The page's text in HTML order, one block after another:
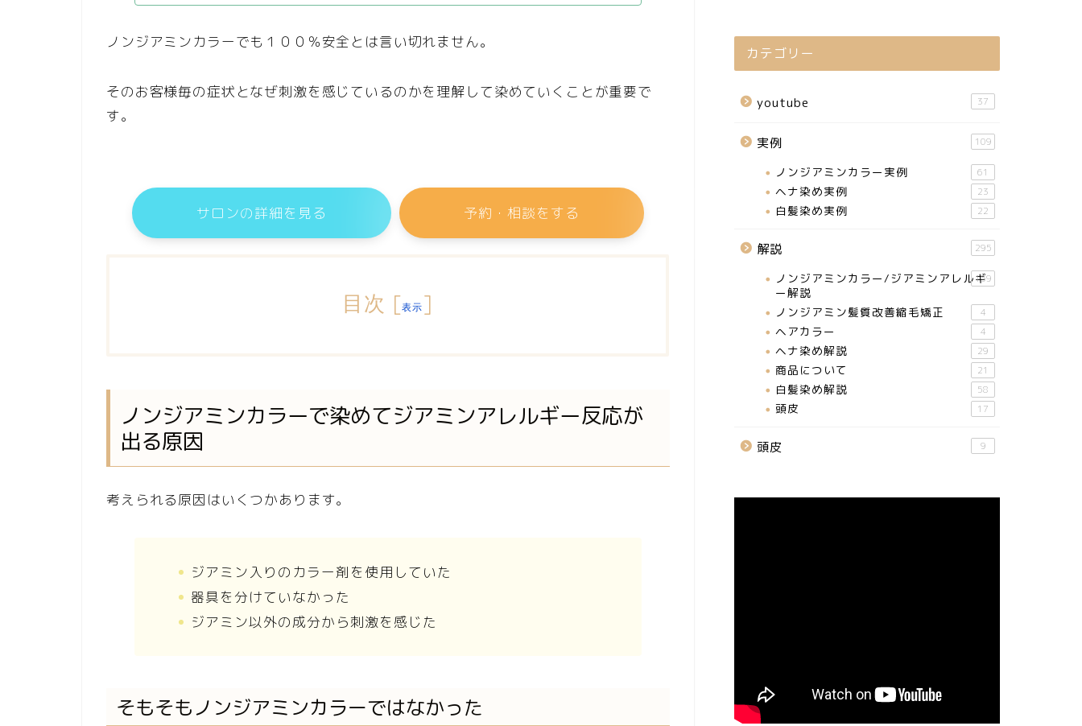
ノンジアミンカラーでも１００％安全とは言い切れません。
そのお客様毎の症状となぜ刺激を感じているのかを理解して染めていくことが重要で
す。
サロンの詳細を見る 予約・相談をする
目次 [表示 ]
ノンジアミンカラーで染めてジアミンアレルギー反応が
出る原因
考えられる原因はいくつかあります。
ジアミン入りのカラー剤を使用していた
器具を分けていなかった
ジアミン以外の成分から刺激を感じた
そもそもノンジアミンカラーではなかった
カテゴリー
youtube 37
実例 109
ノンジアミンカラー実例 61
ヘナ染め実例 23
白髪染め実例 22
解説 295
ノンジアミンカラー/ジアミンアレルギ
ー解説
159
ノンジアミン髪質改善縮毛矯正 4
ヘアカラー 4
ヘナ染め解説 29
商品について 21
白髪染め解説 58
頭皮 17
頭皮 9